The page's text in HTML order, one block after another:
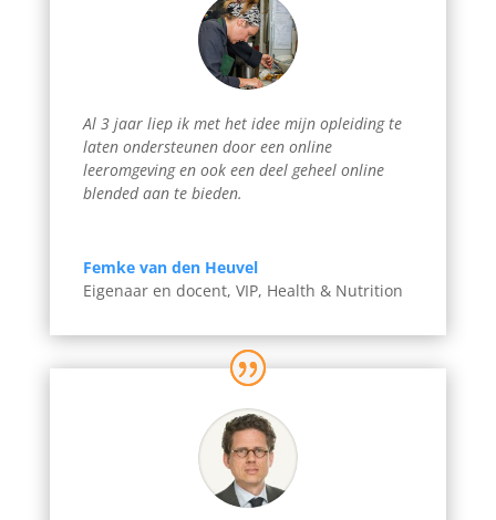
Al 3 jaar liep ik met het idee mijn opleiding te
laten ondersteunen door een online
leeromgeving en ook een deel geheel online
blended aan te bieden.
Femke van den Heuvel
Eigenaar en docent, VIP, Health & Nutrition